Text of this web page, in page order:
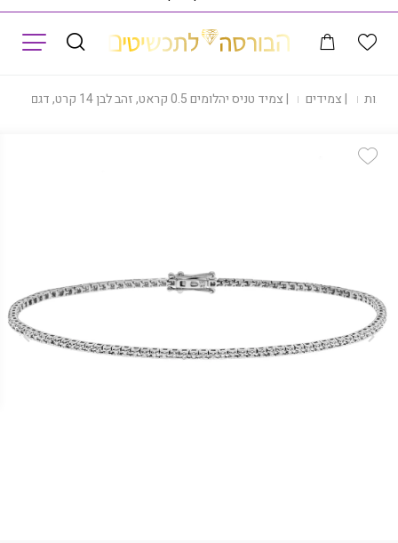
חנות |צמידים |צמיד טניס יהלומים 0.5 קראט, זהב לבן 14 קרט, דגם BDABCDNEW